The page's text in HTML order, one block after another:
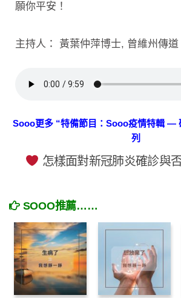
願你平安！
主持人： 黃葉仲萍博士, 曾維州傳道
Sooo更多 “特備節目：Sooo疫情特輯 —
列
怎樣面對新冠肺炎確診與
SOOO推薦……